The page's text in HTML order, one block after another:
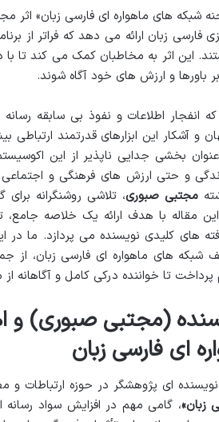
های ماهواره ای فارسی زبان» اثر
فارسی زبان ارائه می دهد که فراتر از
این اثر به مخاطبان کمک می کند تا با
باورها و ارزش های خود آگاه شوند.
انفجار اطلاعات و نفوذ بی سابقه
و آشکار این ابزارهای قدرتمند
عنوان بخشی جدایی ناپذیر از این
و حتی ارزش های فرهنگی و اجتماعی
مجتبی صبوری، تلاشی روشنگرانه
مقاله با هدف ارائه یک خلاصه جامع،
های کلیدی نویسنده می پردازد. ما
شبکه های ماهواره ای فارسی زبان،
پرداخت تا خواننده درکی کامل و آگاهانه
(مجتبی
ای فارسی زبان
ای پژوهشگر در حوزه ارتباطات و
زبان»، گامی مهم در افزایش سواد